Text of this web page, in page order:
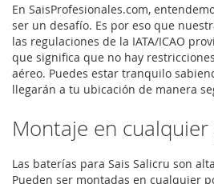
En SaisProfesionales.com,
ser un desafío. Es por eso que
las regulaciones de la IATA/ICAO
que significa que no hay
aéreo. Puedes estar tranquilo
llegarán a tu ubicación de manera
Montaje en cualquier
Las baterías para Sais Salicru son
Pueden ser montadas en cualquier